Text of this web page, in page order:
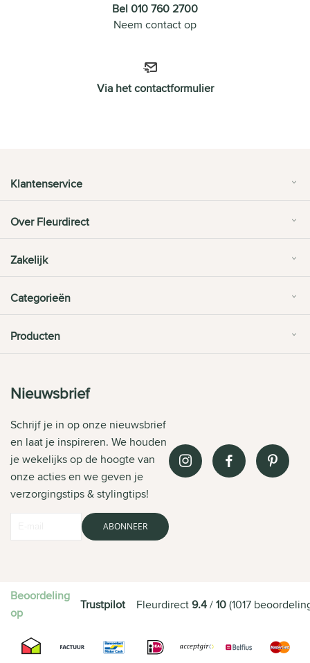
Bel 010 760 2700
Neem contact op
Via het contactformulier
Klantenservice
Over Fleurdirect
Zakelijk
Categorieën
Producten
Nieuwsbrief
Schrijf je in op onze nieuwsbrief
en laat je inspireren. We houden
je wekelijks op de hoogte van
onze acties en we geven je
verzorgingstips & stylingtips!
ABONNEER
Beoordeling
op
Trustpilot Fleurdirect9.4/10(1017